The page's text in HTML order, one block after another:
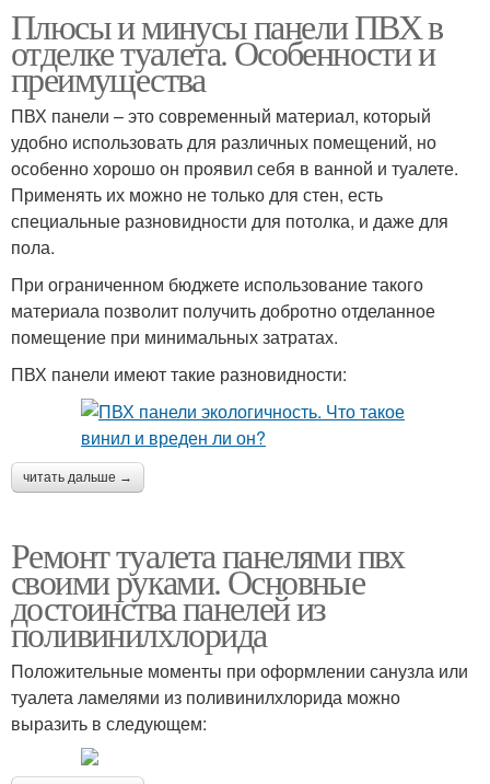
Плюсы и минусы панели ПВХ в
отделке туалета. Особенности и
преимущества
ПВХ панели – это современный материал, который
удобно использовать для различных помещений, но
особенно хорошо он проявил себя в ванной и туалете.
Применять их можно не только для стен, есть
специальные разновидности для потолка, и даже для
пола.
При ограниченном бюджете использование такого
материала позволит получить добротно отделанное
помещение при минимальных затратах.
ПВХ панели имеют такие разновидности:
читать дальше →
Ремонт туалета панелями пвх
своими руками. Основные
достоинства панелей из
поливинилхлорида
Положительные моменты при оформлении санузла или
туалета ламелями из поливинилхлорида можно
выразить в следующем: